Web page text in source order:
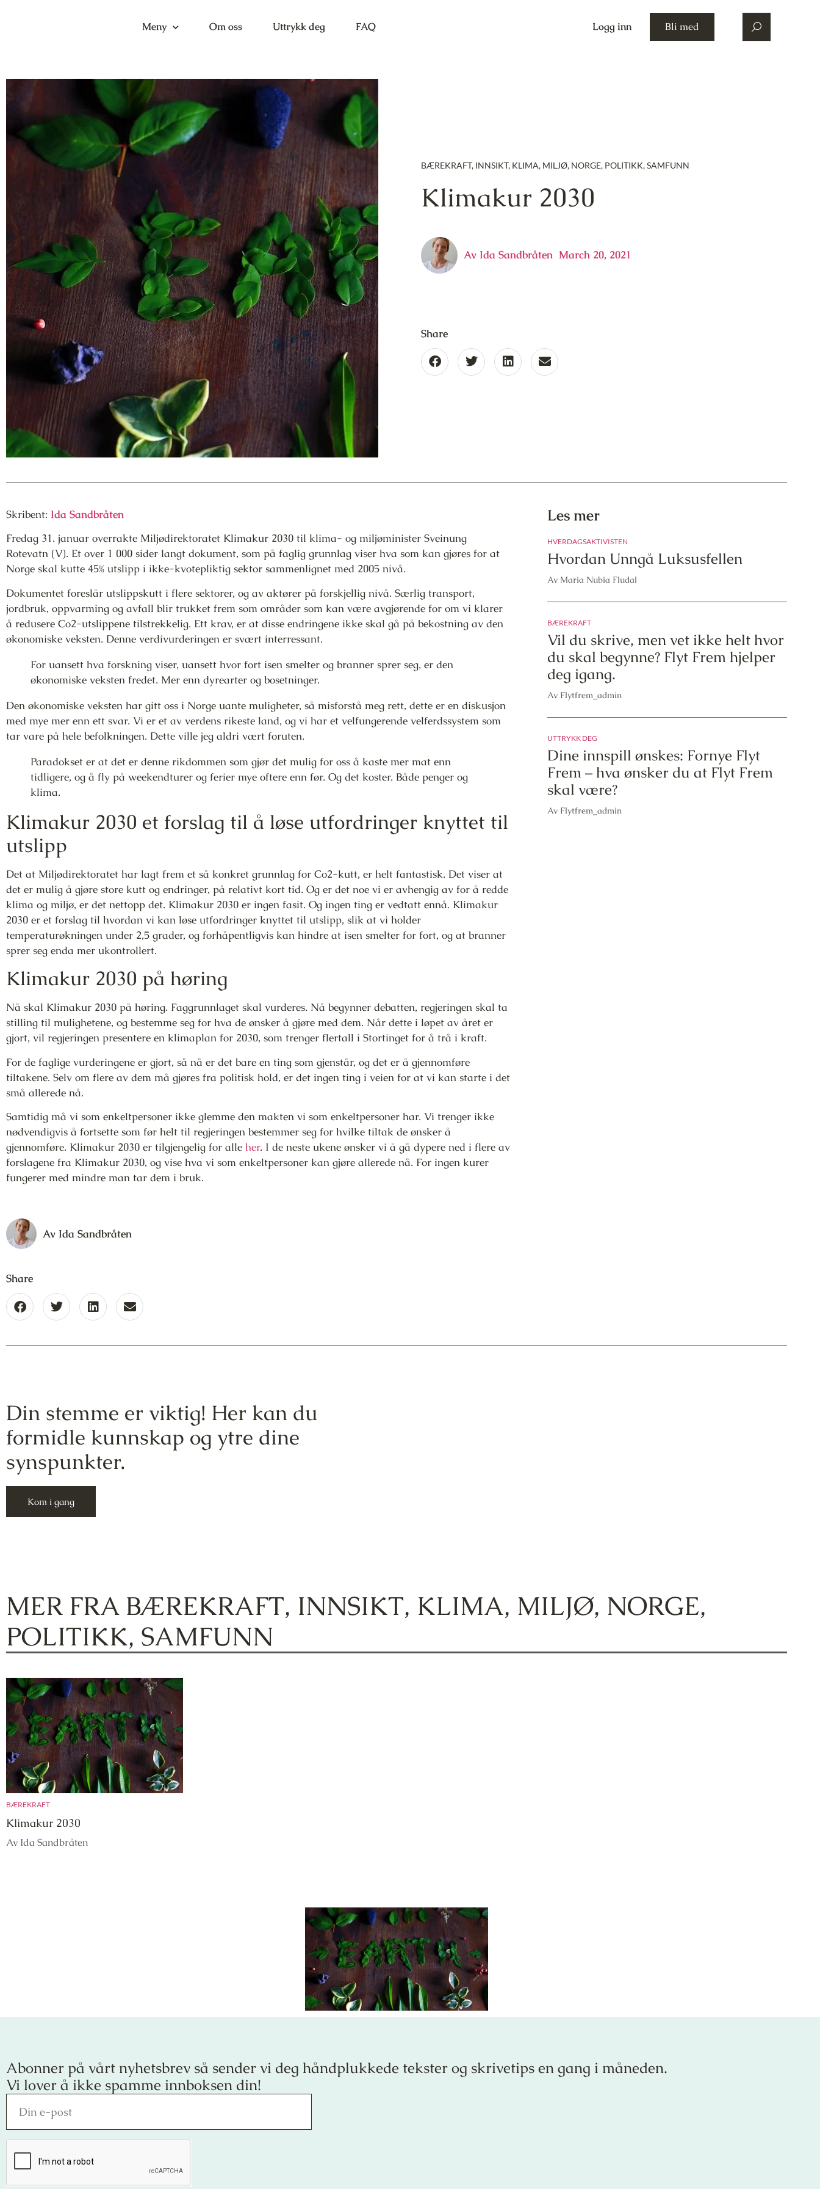
Meny Om oss Uttrykk deg FAQ Logg inn Bli med
BÆREKRAFT, INNSIKT, KLIMA, MILJØ, NORGE, POLITIKK,SAMFUNN
Klimakur 2030
Av Ida Sandbråten March 20, 2021
Share
Skribent: Ida Sandbråten
Fredag 31. januar overrakte Miljødirektoratet Klimakur 2030 til klima- og miljøminister Sveinung
Rotevatn (V). Et over 1 000 sider langt dokument, som på faglig grunnlag viser hva som kan gjøres for at
Norge skal kutte 45% utslipp i ikke-kvotepliktig sektor sammenlignet med 2005 nivå.
Dokumentet foreslår utslippskutt i flere sektorer, og av aktører på forskjellig nivå. Særlig transport,
jordbruk, oppvarming og avfall blir trukket frem som områder som kan være avgjørende for om vi klarer
å redusere Co2-utslippene tilstrekkelig. Ett krav, er at disse endringene ikke skal gå på bekostning av den
økonomiske veksten. Denne verdivurderingen er svært interressant.
For uansett hva forskning viser, uansett hvor fort isen smelter og branner sprer seg, er den
økonomiske veksten fredet. Mer enn dyrearter og bosetninger.
Den økonomiske veksten har gitt oss i Norge uante muligheter, så misforstå meg rett, dette er en diskusjon
med mye mer enn ett svar. Vi er et av verdens rikeste land, og vi har et velfungerende velferdssystem som
tar vare på hele befolkningen. Dette ville jeg aldri vært foruten.
Paradokset er at det er denne rikdommen som gjør det mulig for oss å kaste mer mat enn
tidligere, og å fly på weekendturer og ferier mye oftere enn før. Og det koster. Både penger og
klima.
Klimakur 2030 et forslag til å løse utfordringer knyttet til
utslipp
Det at Miljødirektoratet har lagt frem et så konkret grunnlag for Co2-kutt, er helt fantastisk. Det viser at
det er mulig å gjøre store kutt og endringer, på relativt kort tid. Og er det noe vi er avhengig av for å redde
klima og miljø, er det nettopp det. Klimakur 2030 er ingen fasit. Og ingen ting er vedtatt ennå. Klimakur
2030 er et forslag til hvordan vi kan løse utfordringer knyttet til utslipp, slik at vi holder
temperaturøkningen under 2,5 grader, og forhåpentligvis kan hindre at isen smelter for fort, og at branner
sprer seg enda mer ukontrollert.
Klimakur 2030 på høring
Nå skal Klimakur 2030 på høring. Faggrunnlaget skal vurderes. Nå begynner debatten, regjeringen skal ta
stilling til mulighetene, og bestemme seg for hva de ønsker å gjøre med dem. Når dette i løpet av året er
gjort, vil regjeringen presentere en klimaplan for 2030, som trenger flertall i Stortinget for å trå i kraft.
For de faglige vurderingene er gjort, så nå er det bare en ting som gjenstår, og det er å gjennomføre
tiltakene. Selv om flere av dem må gjøres fra politisk hold, er det ingen ting i veien for at vi kan starte i det
små allerede nå.
Samtidig må vi som enkeltpersoner ikke glemme den makten vi som enkeltpersoner har. Vi trenger ikke
nødvendigvis å fortsette som før helt til regjeringen bestemmer seg for hvilke tiltak de ønsker å
gjennomføre. Klimakur 2030 er tilgjengelig for alle her. I de neste ukene ønsker vi å gå dypere ned i flere av
forslagene fra Klimakur 2030, og vise hva vi som enkeltpersoner kan gjøre allerede nå. For ingen kurer
fungerer med mindre man tar dem i bruk.
Av Ida Sandbråten
Share
Les mer
HVERDAGSAKTIVISTEN
Hvordan Unngå Luksusfellen
Av Maria Nubia Fludal
BÆREKRAFT
Vil du skrive, men vet ikke helt hvor
du skal begynne? Flyt Frem hjelper
deg igang.
Av Flytfrem_admin
UTTRYKK DEG
Dine innspill ønskes: Fornye Flyt
Frem – hva ønsker du at Flyt Frem
skal være?
Av Flytfrem_admin
Din stemme er viktig! Her kan du
formidle kunnskap og ytre dine
synspunkter.
Kom i gang
MER FRA BÆREKRAFT, INNSIKT, KLIMA, MILJØ, NORGE,
POLITIKK, SAMFUNN
BÆREKRAFT
Klimakur 2030
Av Ida Sandbråten
Abonner på vårt nyhetsbrev så sender vi deg håndplukkede tekster og skrivetips en gang i måneden.
Vi lover å ikke spamme innboksen din!